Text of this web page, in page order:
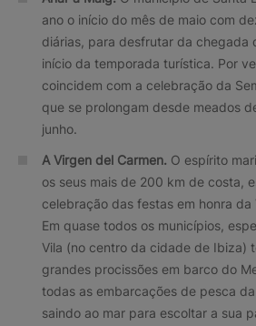
ano o início do mês de maio com
diárias, para desfrutar da chegada
início da temporada turística. Por
coincidem com a celebração da
que se prolongam desde meados
junho.
A Virgen del Carmen. O espírito
os seus mais de 200 km de costa,
celebração das festas em honra da
Em quase todos os municípios,
Vila (no centro da cidade de Ibiza)
grandes procissões em barco do
todas as embarcações de pesca
saindo ao mar para escoltar a sua